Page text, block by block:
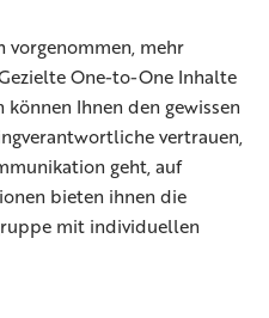
vorgenommen, mehr
One-to-One Inhalte
Ihnen den gewissen
vertrauen,
geht, auf
bieten ihnen die
mit individuellen